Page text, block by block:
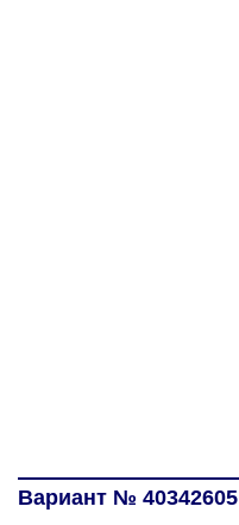
Вариант № 40342605